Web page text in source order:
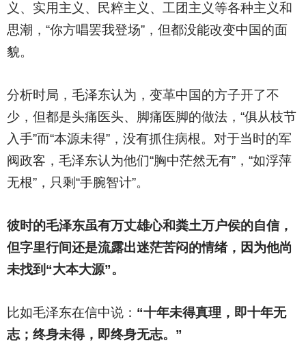
义、实用主义、民粹主义、工团主义等各种主义和
思潮，“你方唱罢我登场”，但都没能改变中国的面
貌。
分析时局，毛泽东认为，变革中国的方子开了不
少，但都是头痛医头、脚痛医脚的做法，“俱从枝节
入手”而“本源未得”，没有抓住病根。对于当时的军
阀政客，毛泽东认为他们“胸中茫然无有”，“如浮萍
无根”，只剩“手腕智计”。
彼时的毛泽东虽有万丈雄心和粪土万户侯的自信，
但字里行间还是流露出迷茫苦闷的情绪，因为他尚
未找到“大本大源”。
比如毛泽东在信中说： “十年未得真理，即十年无
志；终身未得，即终身无志。”